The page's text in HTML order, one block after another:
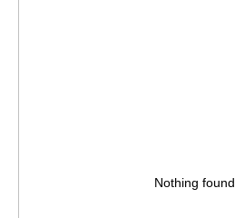
Nothing found